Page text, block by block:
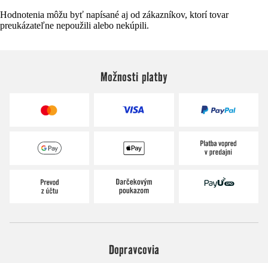
Hodnotenia môžu byť napísané aj od zákazníkov, ktorí tovar
preukázateľne nepoužili alebo nekúpili.
Možnosti platby
Dopravcovia